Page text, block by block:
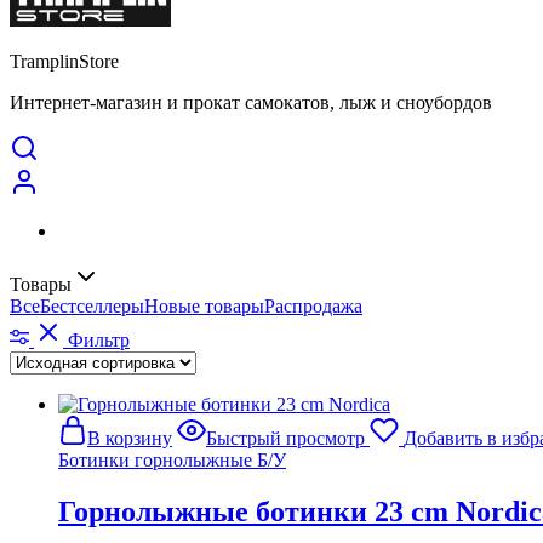
TramplinStore
Интернет-магазин и прокат самокатов, лыж и сноубордов
Товары
ВсеБестселлерыНовые товарыРаспродажа
Фильтр
В корзину Быстрый просмотр
Добавить в
Ботинки горнолыжные Б/У
Горнолыжные ботинки 23 cm